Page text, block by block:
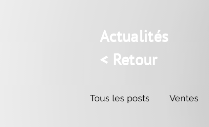
Actualités
< Retour
Tous les posts Ventes